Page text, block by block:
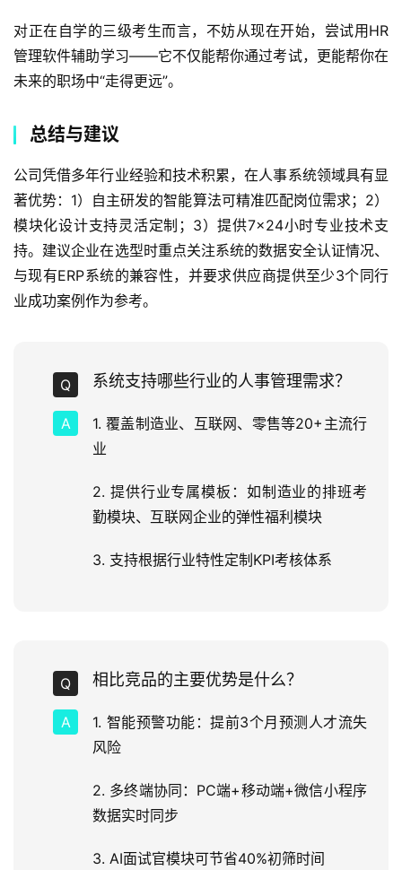
对正在自学的三级考生而言，不妨从现在开始，尝试用HR
管理软件辅助学习——它不仅能帮你通过考试，更能帮你在
未来的职场中“走得更远”。
总结与建议
公司凭借多年行业经验和技术积累，在人事系统领域具有显
著优势：1）自主研发的智能算法可精准匹配岗位需求；2）
模块化设计支持灵活定制；3）提供7×24小时专业技术支
持。建议企业在选型时重点关注系统的数据安全认证情况、
与现有ERP系统的兼容性，并要求供应商提供至少3个同行
业成功案例作为参考。
系统支持哪些行业的人事管理需求？
1. 覆盖制造业、互联网、零售等20+主流行
业
2. 提供行业专属模板：如制造业的排班考
勤模块、互联网企业的弹性福利模块
3. 支持根据行业特性定制KPI考核体系
相比竞品的主要优势是什么？
1. 智能预警功能：提前3个月预测人才流失
风险
2. 多终端协同：PC端+移动端+微信小程序
数据实时同步
3. AI面试官模块可节省40%初筛时间